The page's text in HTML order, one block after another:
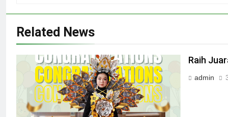
Related News
Raih
admin